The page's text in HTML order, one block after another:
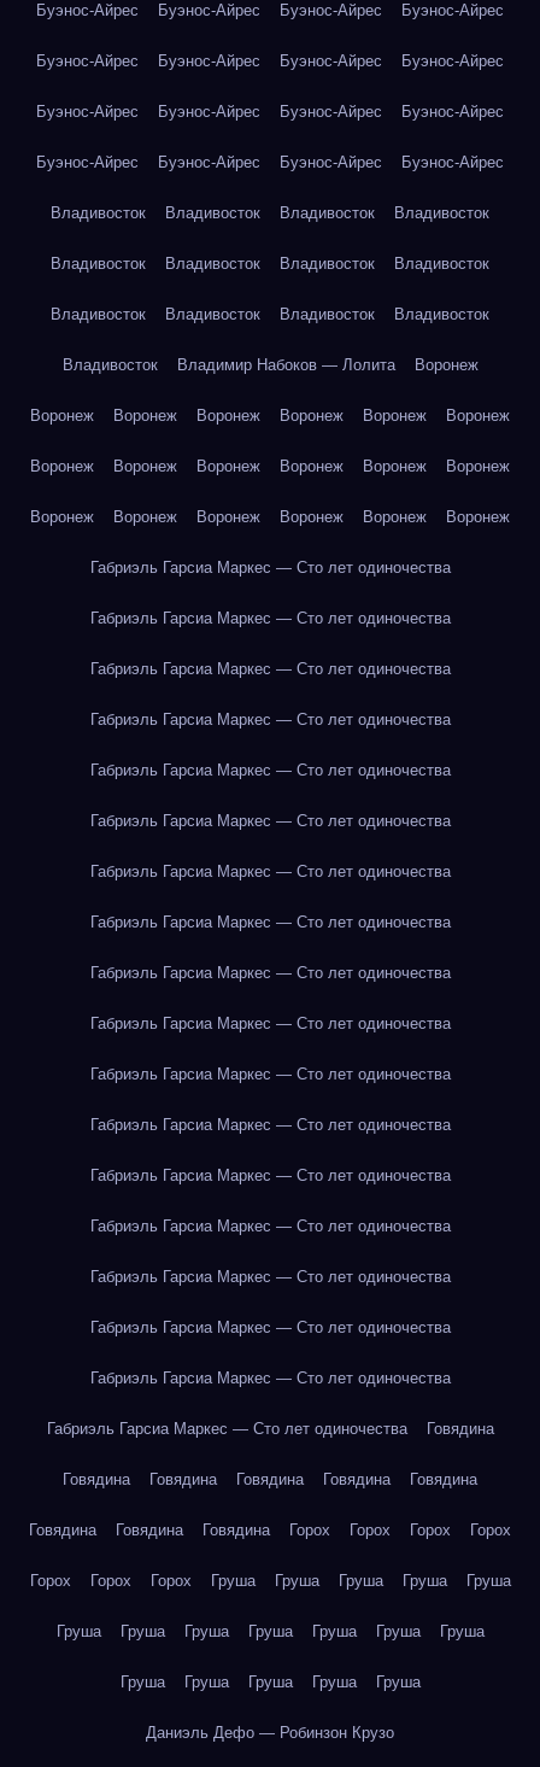
Буэнос-Айрес Буэнос-Айрес Буэнос-Айрес Буэнос-Айрес
Буэнос-Айрес Буэнос-Айрес Буэнос-Айрес Буэнос-Айрес
Буэнос-Айрес Буэнос-Айрес Буэнос-Айрес Буэнос-Айрес
Буэнос-Айрес Буэнос-Айрес Буэнос-Айрес Буэнос-Айрес
Владивосток Владивосток Владивосток Владивосток
Владивосток Владивосток Владивосток Владивосток
Владивосток Владивосток Владивосток Владивосток
Владивосток Владимир Набоков — Лолита Воронеж
Воронеж Воронеж Воронеж Воронеж Воронеж Воронеж
Воронеж Воронеж Воронеж Воронеж Воронеж Воронеж
Воронеж Воронеж Воронеж Воронеж Воронеж Воронеж
Габриэль Гарсиа Маркес — Сто лет одиночества
Габриэль Гарсиа Маркес — Сто лет одиночества
Габриэль Гарсиа Маркес — Сто лет одиночества
Габриэль Гарсиа Маркес — Сто лет одиночества
Габриэль Гарсиа Маркес — Сто лет одиночества
Габриэль Гарсиа Маркес — Сто лет одиночества
Габриэль Гарсиа Маркес — Сто лет одиночества
Габриэль Гарсиа Маркес — Сто лет одиночества
Габриэль Гарсиа Маркес — Сто лет одиночества
Габриэль Гарсиа Маркес — Сто лет одиночества
Габриэль Гарсиа Маркес — Сто лет одиночества
Габриэль Гарсиа Маркес — Сто лет одиночества
Габриэль Гарсиа Маркес — Сто лет одиночества
Габриэль Гарсиа Маркес — Сто лет одиночества
Габриэль Гарсиа Маркес — Сто лет одиночества
Габриэль Гарсиа Маркес — Сто лет одиночества
Габриэль Гарсиа Маркес — Сто лет одиночества
Габриэль Гарсиа Маркес — Сто лет одиночества Говядина
Говядина Говядина Говядина Говядина Говядина
Говядина Говядина Говядина Горох Горох Горох Горох
Горох Горох Горох Груша Груша Груша Груша Груша
Груша Груша Груша Груша Груша Груша Груша
Груша Груша Груша Груша Груша
Даниэль Дефо — Робинзон Крузо